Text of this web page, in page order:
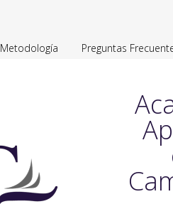
Metodología Preguntas